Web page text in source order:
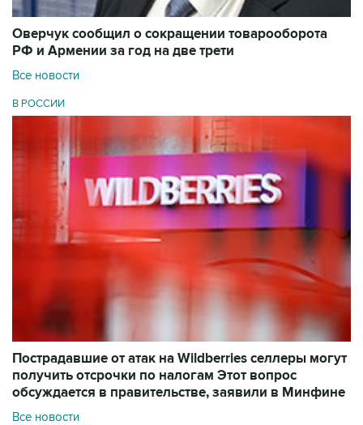
Оверчук сообщил о сокращении товарооборота
РФ и Армении за год на две трети
Все новости
В РОССИИ
Пострадавшие от атак на Wildberries селлеры могут
получить отсрочки по налогам Этот вопрос
обсуждается в правительстве, заявили в Минфине
Все новости